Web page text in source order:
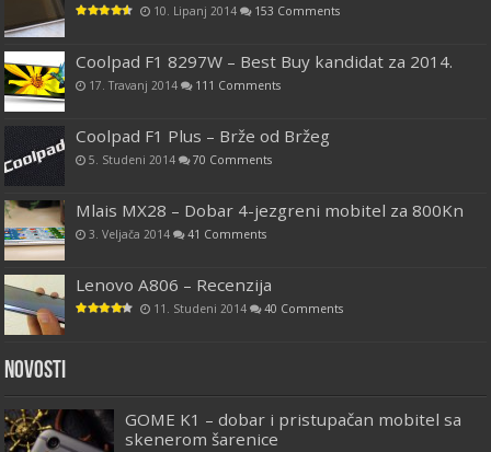
10. Lipanj 2014 153 Comments
Coolpad F1 8297W – Best Buy kandidat za 2014.
17. Travanj 2014 111 Comments
Coolpad F1 Plus – Brže od Bržeg
5. Studeni 2014 70 Comments
Mlais MX28 – Dobar 4-jezgreni mobitel za 800Kn
3. Veljača 2014 41 Comments
Lenovo A806 – Recenzija
11. Studeni 2014 40 Comments
Novosti
GOME K1 – dobar i pristupačan mobitel sa
skenerom šarenice